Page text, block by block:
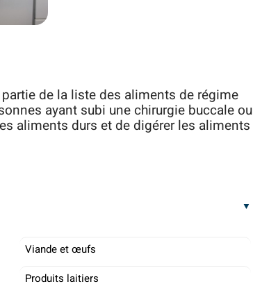
de la liste des aliments de régime
ayant subi une chirurgie buccale ou
aliments durs et de digérer les aliments
Viande et œufs
Produits laitiers